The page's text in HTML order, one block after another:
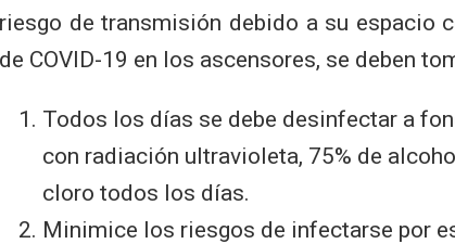
riesgo de transmisión debido a su espacio
de COVID-19 en los ascensores, se deben
Todos los días se debe desinfectar a
con radiación ultravioleta, 75% de
cloro todos los días.
Minimice los riesgos de infectarse por